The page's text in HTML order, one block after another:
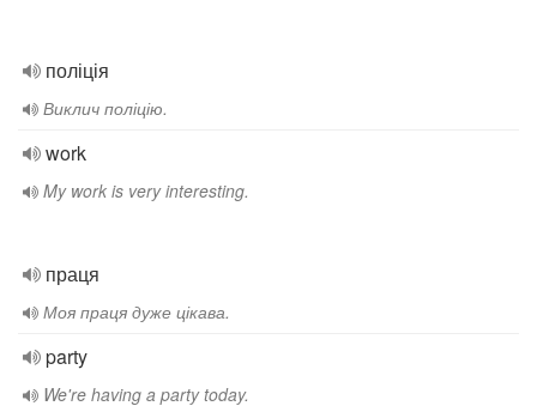
поліція
Виклич поліцію.
work
My work is very interesting.
праця
Моя праця дуже цікава.
party
We're having a party today.